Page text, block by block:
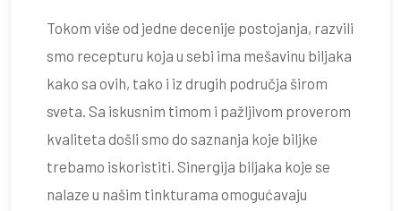
Tokom više od jedne decenije postojanja, razvili
smo recepturu koja u sebi ima mešavinu biljaka
kako sa ovih, tako i iz drugih područja širom
sveta. Sa iskusnim timom i pažljivom proverom
kvaliteta došli smo do saznanja koje biljke
trebamo iskoristiti. Sinergija biljaka koje se
nalaze u našim tinkturama omogućavaju